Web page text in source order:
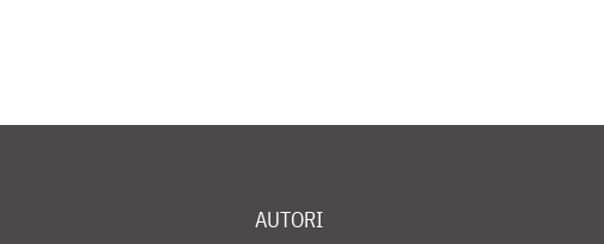
AUTORI